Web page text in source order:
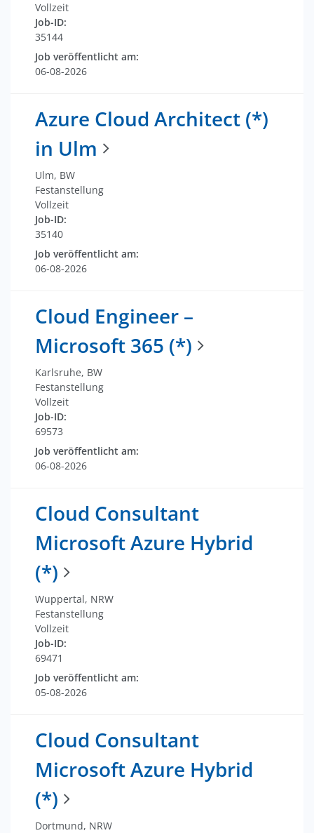
Vollzeit
Job-ID:
35144
Job veröffentlicht am:
06-08-2026
Azure Cloud Architect (*)
in Ulm
Ulm, BW
Festanstellung
Vollzeit
Job-ID:
35140
Job veröffentlicht am:
06-08-2026
Cloud Engineer –
Microsoft 365 (*)
Karlsruhe, BW
Festanstellung
Vollzeit
Job-ID:
69573
Job veröffentlicht am:
06-08-2026
Cloud Consultant
Microsoft Azure Hybrid
(*)
Wuppertal, NRW
Festanstellung
Vollzeit
Job-ID:
69471
Job veröffentlicht am:
05-08-2026
Cloud Consultant
Microsoft Azure Hybrid
(*)
Dortmund, NRW